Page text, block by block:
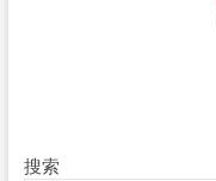
搜索